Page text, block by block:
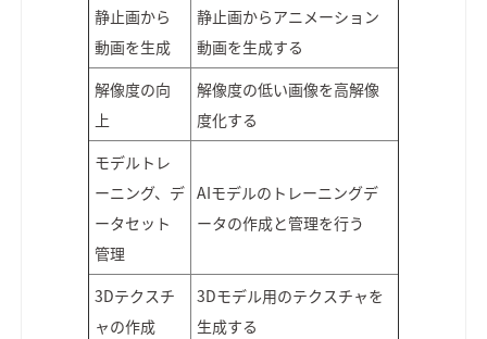
静止画から
動画を生成
静止画からアニメーション
動画を生成する
解像度の向
上
解像度の低い画像を高解像
度化する
モデルトレ
ーニング、デ
ータセット
管理
AIモデルのトレーニングデ
ータの作成と管理を行う
3Dテクスチ
ャの作成
3Dモデル用のテクスチャを
生成する